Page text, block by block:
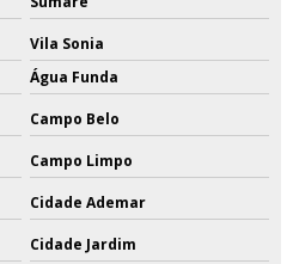
Vila Sonia
Água Funda
Campo Belo
Campo Limpo
Cidade Ademar
Cidade Jardim